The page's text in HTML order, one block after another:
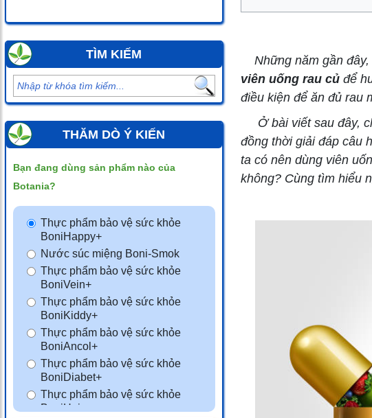
TÌM KIẾM
THĂM DÒ Ý KIẾN
Bạn đang dùng sản phẩm nào của
Botania?
Thực phẩm bảo vệ sức khỏe
BoniHappy+
Nước súc miệng Boni-Smok
Thực phẩm bảo vệ sức khỏe
BoniVein+
Thực phẩm bảo vệ sức khỏe
BoniKiddy+
Thực phẩm bảo vệ sức khỏe
BoniAncol+
Thực phẩm bảo vệ sức khỏe
BoniDiabet+
Thực phẩm bảo vệ sức khỏe
BoniHair
Những năm gần đây,
viên uống rau củđể
điều kiện để ăn đủ rau
Ở bài viết sau đây,
đồng thời giải đáp câu
ta có nên dùng viên
không? Cùng tìm hiểu